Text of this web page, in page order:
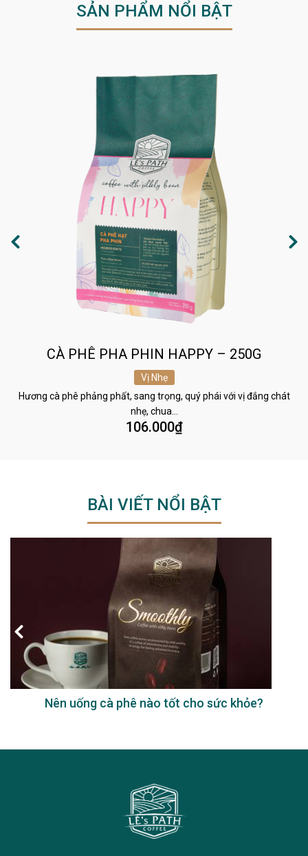
SẢN PHẨM NỔI BẬT
CÀ PHÊ PHA PHIN HAPPY – 250G
Vị Nhẹ
Hương cà phê phảng phất, sang trọng, quý phái với vị đắng chát
nhẹ, chua…
106.000₫
BÀI VIẾT NỔI BẬT
Nên uống cà phê nào tốt cho sức khỏe?